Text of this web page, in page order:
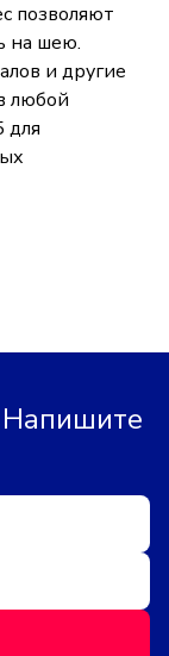
позволяют
на шею.
и другие
любой
для
Напишите